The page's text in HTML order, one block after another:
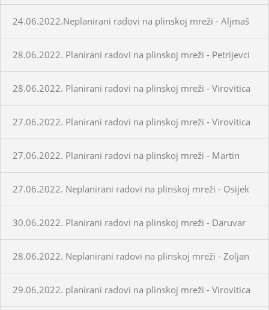
24.06.2022.Neplanirani radovi na plinskoj mreži - Aljmaš
28.06.2022. Planirani radovi na plinskoj mreži - Petrijevci
28.06.2022. Planirani radovi na plinskoj mreži - Virovitica
27.06.2022. Planirani radovi na plinskoj mreži - Virovitica
27.06.2022. Planirani radovi na plinskoj mreži - Martin
27.06.2022. Neplanirani radovi na plinskoj mreži - Osijek
30.06.2022. Planirani radovi na plinskoj mreži - Daruvar
28.06.2022. Neplanirani radovi na plinskoj mreži - Zoljan
29.06.2022. planirani radovi na plinskoj mreži - Virovitica